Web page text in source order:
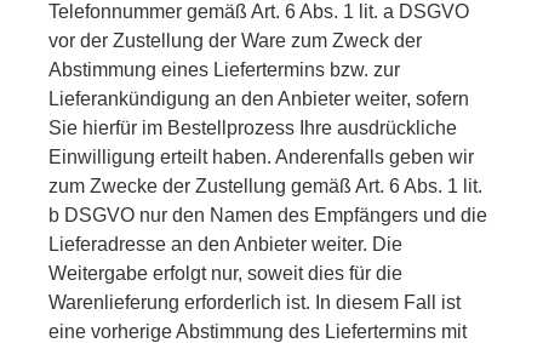
Telefonnummer gemäß Art. 6 Abs. 1 lit. a DSGVO
vor der Zustellung der Ware zum Zweck der
Abstimmung eines Liefertermins bzw. zur
Lieferankündigung an den Anbieter weiter, sofern
Sie hierfür im Bestellprozess Ihre ausdrückliche
Einwilligung erteilt haben. Anderenfalls geben wir
zum Zwecke der Zustellung gemäß Art. 6 Abs. 1 lit.
b DSGVO nur den Namen des Empfängers und die
Lieferadresse an den Anbieter weiter. Die
Weitergabe erfolgt nur, soweit dies für die
Warenlieferung erforderlich ist. In diesem Fall ist
eine vorherige Abstimmung des Liefertermins mit